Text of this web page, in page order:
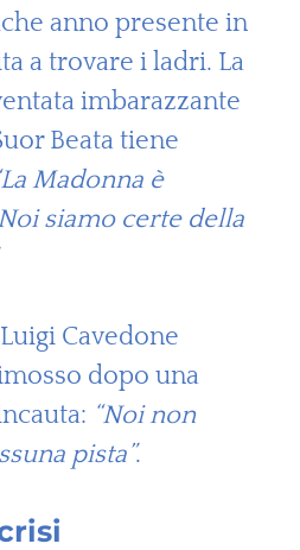
anno presente in
a trovare i ladri. La
imbarazzante
Beata tiene
Madonna è
siamo certe della
Cavedone
dopo una
“Noi non
pista”.